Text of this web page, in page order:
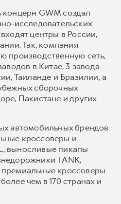
GWM создал
исследовательских
центры в России,
Так, компания
производственную сеть,
в Китае, 3 завода
Таиланде и Бразилии, а
сборочных
Пакистане и других
автомобильных брендов
кроссоверы и
выносливые пикапы
TANK,
кроссоверы
чем в 170 странах и